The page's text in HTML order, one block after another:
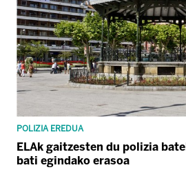
POLIZIA EREDUA
ELAk gaitzesten du polizia
bati egindako erasoa